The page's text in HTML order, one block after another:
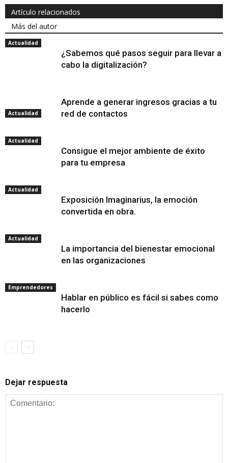
Artículo relacionados
Más del autor
Actualidad
¿Sabemos qué pasos seguir para llevar a
cabo la digitalización?
Actualidad
Aprende a generar ingresos gracias a tu
red de contactos
Actualidad
Consigue el mejor ambiente de éxito
para tu empresa
Actualidad
Exposición Imaginarius, la emoción
convertida en obra.
Actualidad
La importancia del bienestar emocional
en las organizaciones
Emprendedores
Hablar en público es fácil si sabes como
hacerlo
Dejar respuesta